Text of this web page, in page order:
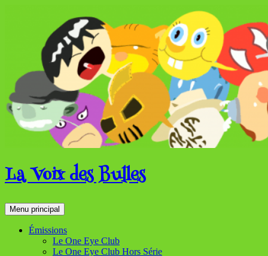
La Voix des Bulles
Recherche
Menu principal
Émissions
Le One Eye Club
Le One Eye Club Hors Série